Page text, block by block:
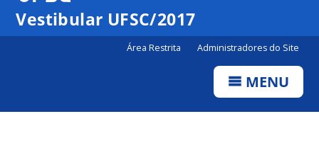
Vestibular UFSC/2017
Área Restrita Administradores do Site
MENU